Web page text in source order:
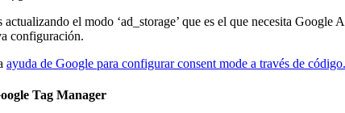
el modo ‘ad_storage’ que es el que necesita Google
configuración.
ayuda de Google para configurar consent mode a través de código.
Tag Manager